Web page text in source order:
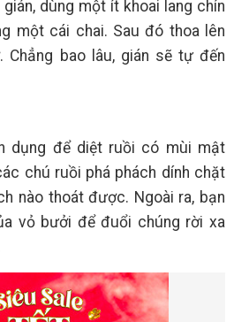
dùng một ít khoai lang chín
một cái chai. Sau đó thoa lên
Chẳng bao lâu, gián sẽ tự đến
dụng để diệt ruồi có mùi mật
chú ruồi phá phách dính chặt
nào thoát được. Ngoài ra, bạn
vỏ bưởi để đuổi chúng rời xa